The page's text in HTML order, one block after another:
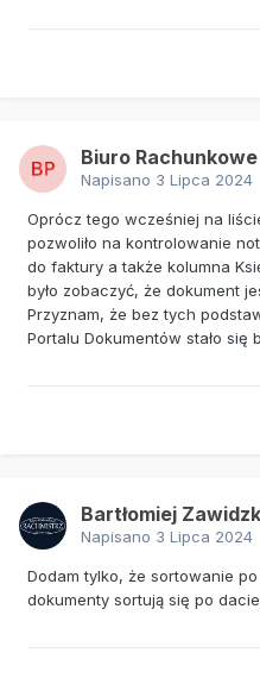
Biuro Rachunkowe
Napisano 3 Lipca 2024
Oprócz tego wcześniej na
pozwoliło na kontrolowanie
do faktury a także kolumna
było zobaczyć, że dokument
Przyznam, że bez tych
Portalu Dokumentów stało się
Bartłomiej
Napisano 3 Lipca 2024
Dodam tylko, że sortowanie
dokumenty sortują się po dacie